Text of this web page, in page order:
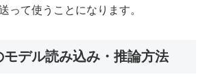
って使うことになります。
モデル読み込み・推論方法